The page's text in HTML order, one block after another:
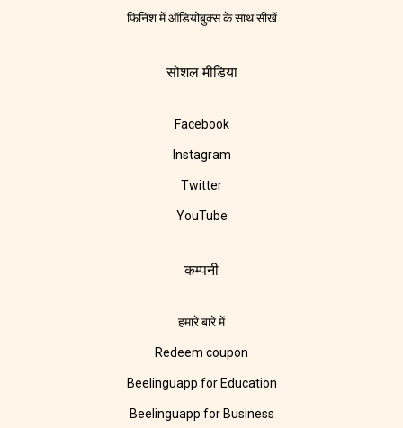
फिनिश में ऑडियोबुक्स के साथ सीखें
सोशल मीडिया
Facebook
Instagram
Twitter
YouTube
कम्पनी
हमारे बारे में
Redeem coupon
Beelinguapp for Education
Beelinguapp for Business